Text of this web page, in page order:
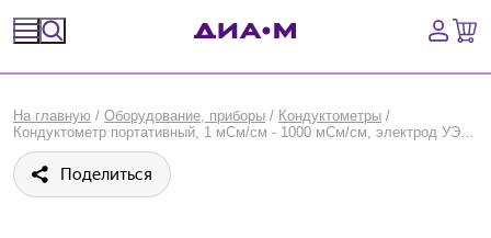
Оборудование, приборы
Расходные материалы, пластик, стекло
На главную / Оборудование, приборы / Кондуктометры /
Кондуктометр портативный, 1 мСм/см - 1000 мСм/см, электрод УЭП-Н-К2 (1 мСм/см - 1000 мСм/см), Эксперт-002-7Н, Эконикс-Эксперт
Поделиться